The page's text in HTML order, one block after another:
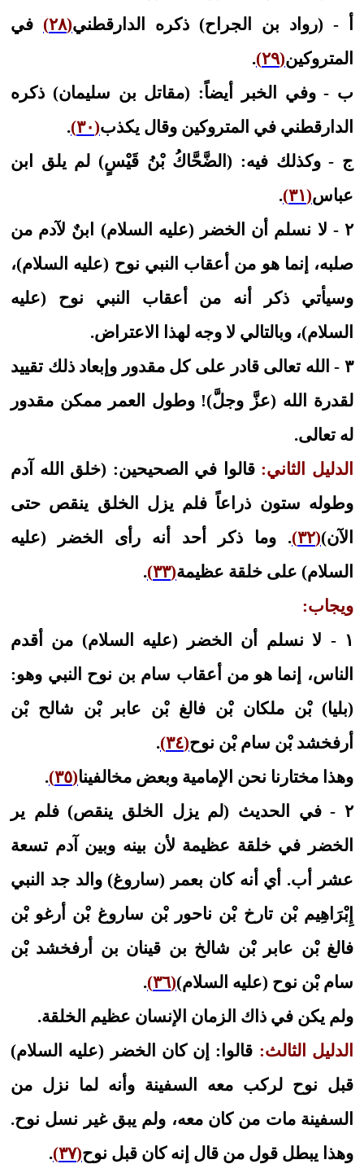
أ - (رواد بن الجراح) ذكره الدارقطني(٢٨)
في
المتروكين(٢٩)
.
ب - وفي الخبر أيضاً: (مقاتل بن سليمان) ذكره
الدارقطني في المتروكين وقال يكذب(٣٠)
.
ج - وكذلك فيه: (الضَّحَّاكُ بْنُ قَيْسٍ) لم يلق ابن
عباس(٣١)
.
٢ - لا نسلم أن الخضر (عليه السلام) ابنٌ لآدم من
صلبه، إنما هو من أعقاب النبي نوح (عليه السلام)،
وسيأتي ذكر أنه من أعقاب النبي نوح (عليه
السلام)، وبالتالي لا وجه لهذا الاعتراض.
٣ - الله تعالى قادر على كل مقدور وإبعاد ذلك تقييد
لقدرة الله (عزَّ وجلَّ)! وطول العمر ممكن مقدور
له تعالى.
الدليل الثاني: قالوا في الصحيحين: (خلق الله آدم
وطوله ستون ذراعاً فلم يزل الخلق ينقص حتى
الآن)(٣٢)
. وما ذكر أحد أنه رأى الخضر (عليه
السلام) على خلقة عظيمة(٣٣)
.
ويجاب:
١ - لا نسلم أن الخضر (عليه السلام) من أقدم
الناس، إنما هو من أعقاب سام بن نوح النبي وهو:
(بليا) بْن ملكان بْن فالغ بْن عابر بْن شالح بْن
أرفخشد بْن سام بْن نوح(٣٤)
.
وهذا مختارنا نحن الإمامية وبعض مخالفينا(٣٥)
.
٢ - في الحديث (لم يزل الخلق ينقص) فلم ير
الخضر في خلقة عظيمة لأن بينه وبين آدم تسعة
عشر أب. أي أنه كان بعمر (ساروغ) والد جد النبي
إِبْرَاهِيم بْن تارخ بْن ناحور بْن ساروغ بْن أرغو بْن
فالغ بْن عابر بْن شالخ بن قينان بن أرفخشد بْن
سام بْن نوح (عليه السلام)(٣٦)
.
ولم يكن في ذاك الزمان الإنسان عظيم الخلقة.
الدليل الثالث: قالوا: إن كان الخضر (عليه السلام)
قبل نوح لركب معه السفينة وأنه لما نزل من
السفينة مات من كان معه، ولم يبق غير نسل نوح.
وهذا يبطل قول من قال إنه كان قبل نوح(٣٧)
.